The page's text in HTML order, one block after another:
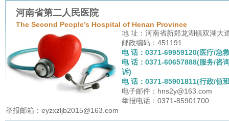
河南省第二人民医院
The Second People’s Hospital of Henan Province
地 址：河南省新郑龙湖镇双湖大
邮政编码：451191
电 话：0371-69959120(医疗/急
电 话：0371-60657888(服务/咨
诉)
电 话：0371-85901811(行政/值
电子邮件：hns2y@163.com
举报电话：0371-85901700
举报邮箱：eyzxzljb2015@163.com